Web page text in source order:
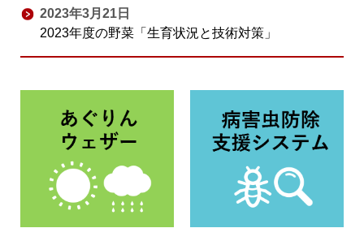
2023年3月21日
2023年度の野菜「生育状況と技術対策」